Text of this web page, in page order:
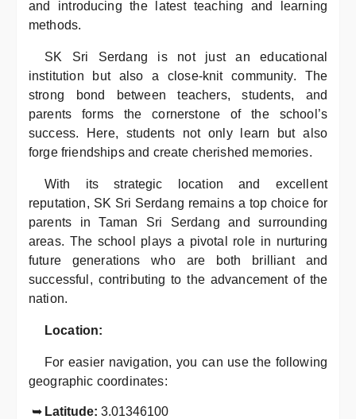
and introducing the latest teaching and learning
methods.
SK Sri Serdang is not just an educational
institution but also a close-knit community. The
strong bond between teachers, students, and
parents forms the cornerstone of the school’s
success. Here, students not only learn but also
forge friendships and create cherished memories.
With its strategic location and excellent
reputation, SK Sri Serdang remains a top choice for
parents in Taman Sri Serdang and surrounding
areas. The school plays a pivotal role in nurturing
future generations who are both brilliant and
successful, contributing to the advancement of the
nation.
Location:
For easier navigation, you can use the following
geographic coordinates:
Latitude: 3.01346100